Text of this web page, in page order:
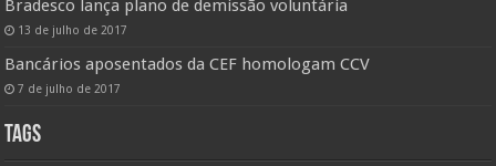
Bradesco lança plano de demissão voluntária
13 de julho de 2017
Bancários aposentados da CEF homologam CCV
7 de julho de 2017
TAGS